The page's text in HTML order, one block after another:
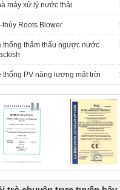
máy xử lý nước thải
thùy Roots Blower
thống thẩm thấu ngược nước
thống PV năng lượng mặt trời